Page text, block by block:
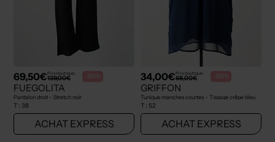
69,50€Prix boutique :
139,00€ -50%
FUEGOLITA
Pantalon droit - Stretch noir
T : 38
ACHAT EXPRESS
34,00€Prix boutique :
68,00€ -50%
GRIFFON
Tunique manches courtes - Tissage crêpe bleu
T : 52
ACHAT EXPRESS